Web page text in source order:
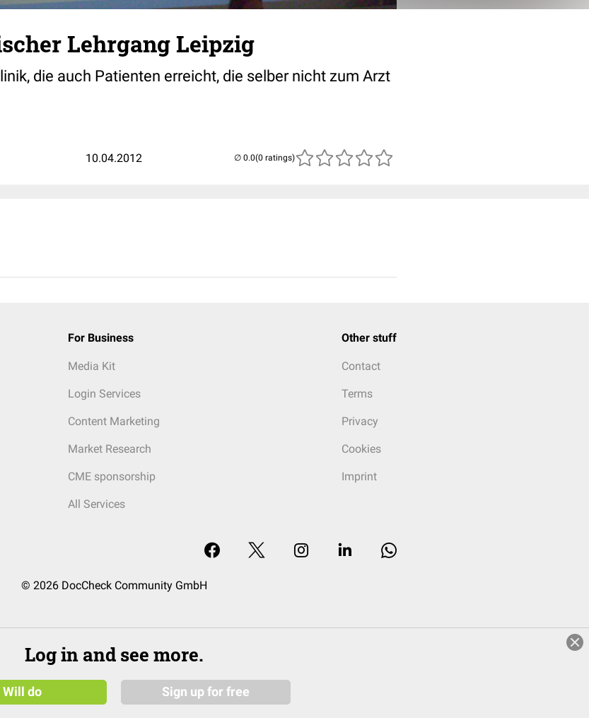
Lehrgang Leipzig
die auch Patienten erreicht, die selber nicht zum Arzt
10.04.2012 (0 ratings)
For Business
Media Kit
Login Services
Content Marketing
Market Research
CME sponsorship
All Services
Other stuff
Contact
Terms
Privacy
Cookies
Imprint
© 2026 DocCheck Community GmbH
Log in and see more.
Will do Sign up for free